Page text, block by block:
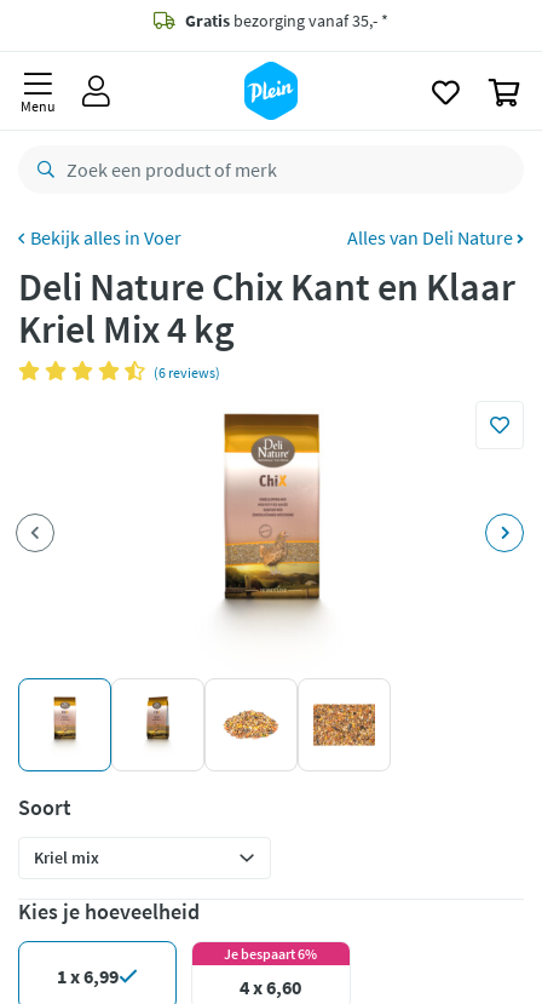
Gratis bezorging vanaf 35,- *
Bestelling uiterlijkzaterdag
retourneren
bezorgd
Betaal met Klarna
Menu
Voer Alles van Deli Nature
Deli Nature Chix Kant en Klaar
Kriel Mix 4 kg
(6 reviews)
Soort
Kies je hoeveelheid
1 x 6,99
Je bespaart 6%
4 x 6,60